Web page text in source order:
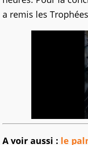
a remis les
A voir aussi : le